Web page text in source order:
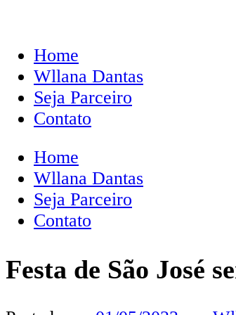
Home
Wllana Dantas
Seja Parceiro
Contato
Home
Wllana Dantas
Seja Parceiro
Contato
Festa de São José